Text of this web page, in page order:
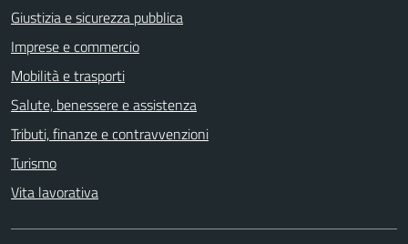
Giustizia e sicurezza pubblica
Imprese e commercio
Mobilità e trasporti
Salute, benessere e assistenza
Tributi, finanze e contravvenzioni
Turismo
Vita lavorativa